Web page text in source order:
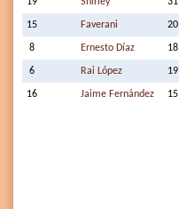
15 Faverani 20
8 Ernesto Díaz 18
6 Rai López 19
16 Jaime Fernández 15